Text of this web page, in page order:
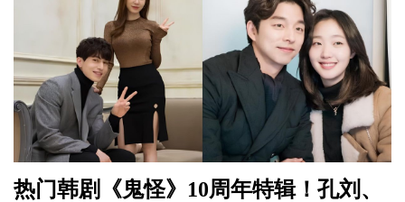
热门韩剧《鬼怪》10周年特辑！孔刘、